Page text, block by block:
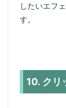
したいエフ
す。
10. クリ